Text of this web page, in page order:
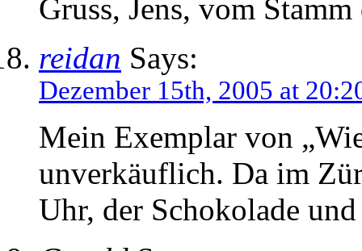
Gruss, Jens, vom
reidan Says:
Dezember 15th, 2005 at
Mein Exemplar von
unverkäuflich. Da im
Uhr, der Schokolade